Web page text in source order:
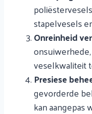
stapelvesels
Onreinheid
veselkwaliteit
Presiese
gevorderde
kan aangepas